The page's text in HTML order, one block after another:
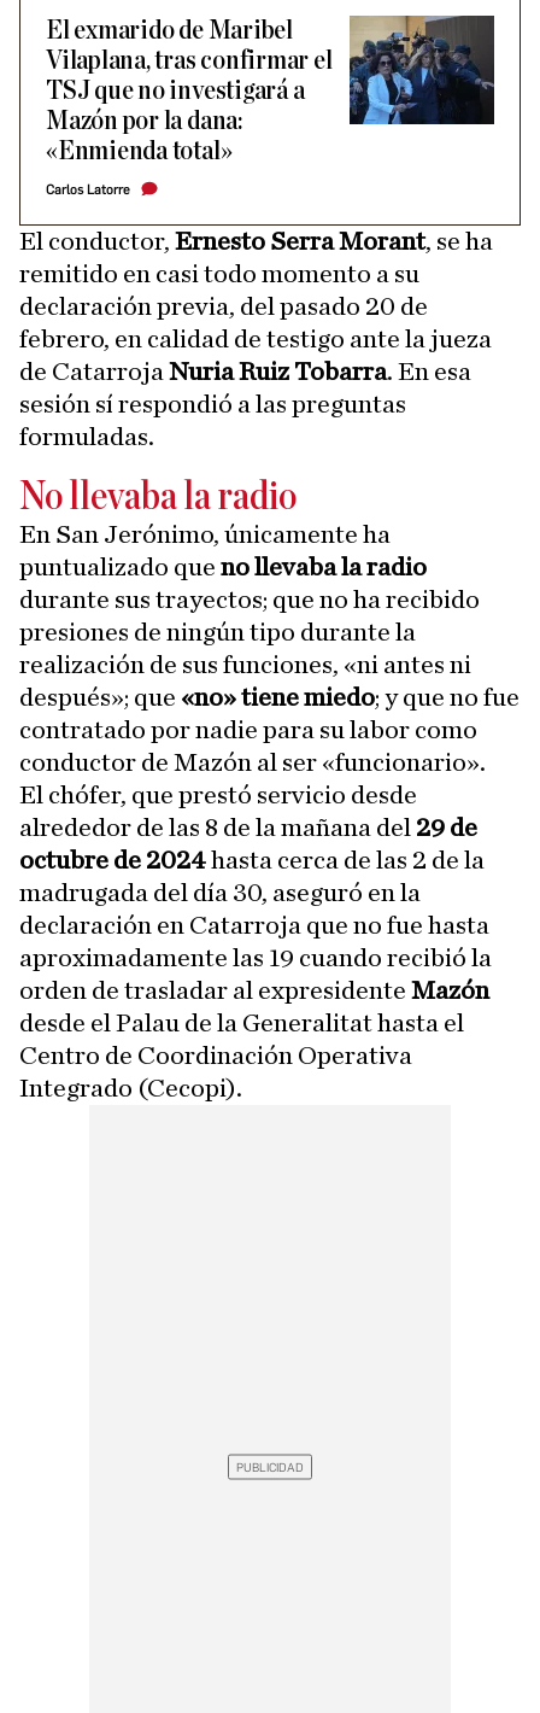
El exmarido de Maribel
Vilaplana, tras confirmar el
TSJ que no investigará a
Mazón por la dana:
«Enmienda total»
Carlos Latorre
El conductor, Ernesto Serra Morant, se ha
remitido en casi todo momento a su
declaración previa, del pasado 20 de
febrero, en calidad de testigo ante la jueza
de Catarroja Nuria Ruiz Tobarra. En esa
sesión sí respondió a las preguntas
formuladas.
No llevaba la radio
En San Jerónimo, únicamente ha
puntualizado que no llevaba la radio
durante sus trayectos; que no ha recibido
presiones de ningún tipo durante la
realización de sus funciones, «ni antes ni
después»; que «no» tiene miedo; y que no fue
contratado por nadie para su labor como
conductor de Mazón al ser «funcionario».
El chófer, que prestó servicio desde
alrededor de las 8 de la mañana del 29 de
octubre de 2024hasta cerca de las 2 de la
madrugada del día 30, aseguró en la
declaración en Catarroja que no fue hasta
aproximadamente las 19 cuando recibió la
orden de trasladar al expresidente Mazón
desde el Palau de la Generalitat hasta el
Centro de Coordinación Operativa
Integrado (Cecopi).